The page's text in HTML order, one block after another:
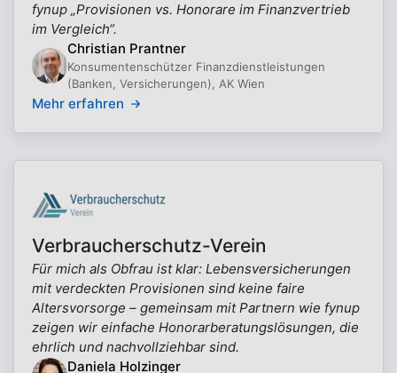
fynup „Provisionen vs. Honorare im Finanzvertrieb
im Vergleich“.
Christian Prantner
Konsumentenschützer Finanzdienstleistungen
(Banken, Versicherungen), AK Wien
Mehr erfahren
Verbraucherschutz-Verein
Für mich als Obfrau ist klar: Lebensversicherungen
mit verdeckten Provisionen sind keine faire
Altersvorsorge – gemeinsam mit Partnern wie fynup
zeigen wir einfache Honorarberatungslösungen, die
ehrlich und nachvollziehbar sind.
Daniela Holzinger